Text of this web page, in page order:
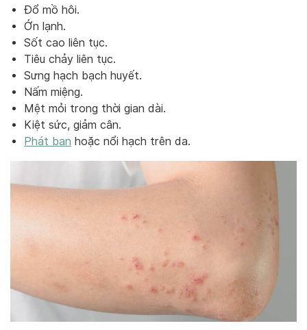
Đổ mồ hôi.
Ớn lạnh.
Sốt cao liên tục.
Tiêu chảy liên tục.
Sưng hạch bạch huyết.
Nấm miệng.
Mệt mỏi trong thời gian dài.
Kiệt sức, giảm cân.
Phát ban hoặc nổi hạch trên da.